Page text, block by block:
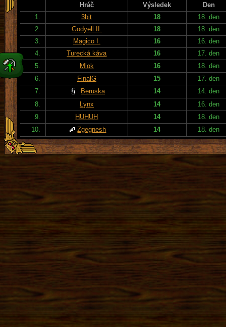
Hráč Výsledek
Den
1.
3bit 18
18. den
2.
Godyell II. 18
18. den
3.
Magico I. 16
16. den
4.
Turecká káva 16
17. den
5.
Mlok 16
18. den
6.
FinalG 15
17. den
7.
Beruska 14
14. den
8.
Lynx 14
16. den
9.
HUHUH 14
18. den
10.
Zgegnesh 14 18. den